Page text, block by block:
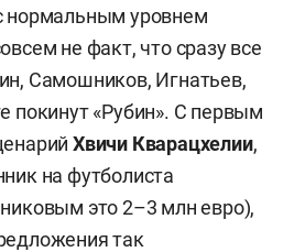
нормальным уровнем
не факт, что сразу все
Самошников, Игнатьев,
покинут «Рубин». С первым
Хвичи Кварацхелии,
на футболиста
это 2–3 млн евро),
так